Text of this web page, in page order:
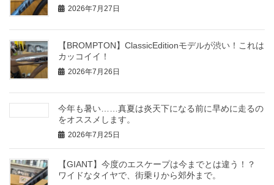
2026年7月27日
【BROMPTON】ClassicEditionモデルが渋い！これは
カッコイイ！
2026年7月26日
今年も暑い……真夏は炎天下になる前に早めに走るの
をオススメします。
2026年7月25日
【GIANT】今度のエスケープは今までとは違う！？
ワイドなタイヤで、街乗りから郊外まで。